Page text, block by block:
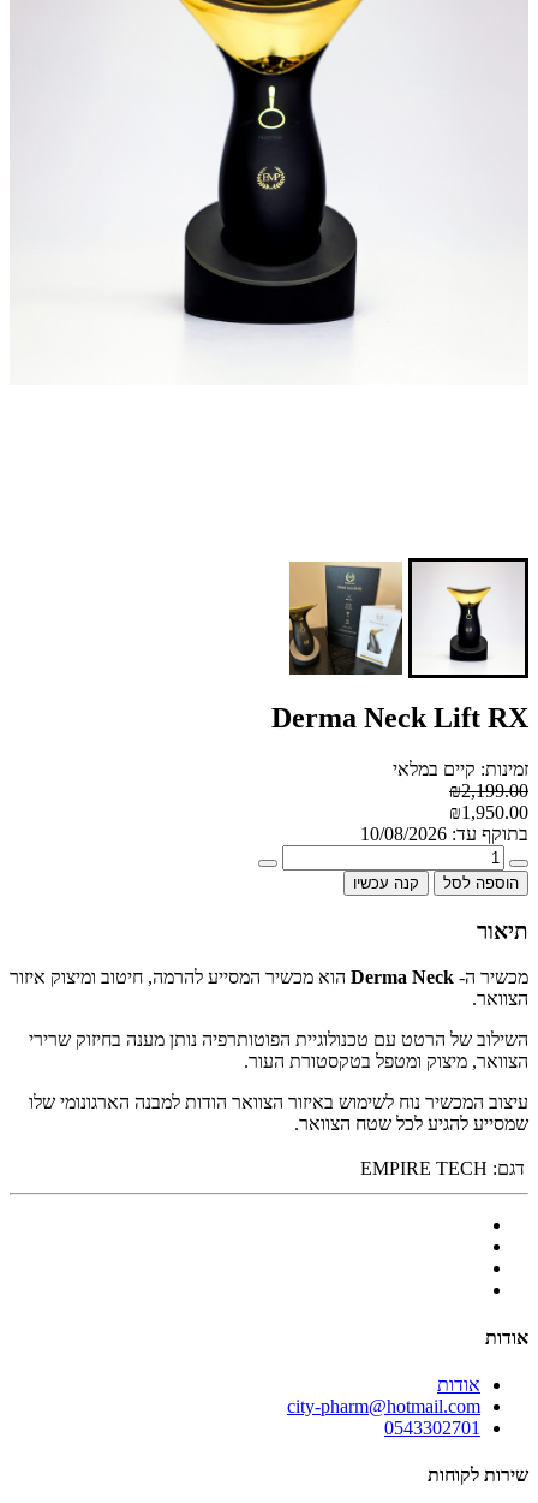
Derma Neck Lift RX
זמינות: קיים במלאי
₪2,199.00
₪1,950.00
בתוקף עד: 10/08/2026
הוספה לסל קנה עכשיו
תיאור
מכשיר ה- Derma Neck הוא מכשיר המסייע להרמה, חיטוב ומיצוק איזור
הצוואר.
השילוב של הרטט עם טכנולוגיית הפוטותרפיה נותן מענה בחיזוק שרירי
הצוואר, מיצוק ומטפל בטקסטורת העור.
עיצוב המכשיר נוח לשימוש באיזור הצוואר הודות למבנה הארגונומי שלו
שמסייע להגיע לכל שטח הצוואר.
דגם: EMPIRE TECH
אודות
אודות
city-pharm@hotmail.com
0543302701
שירות לקוחות